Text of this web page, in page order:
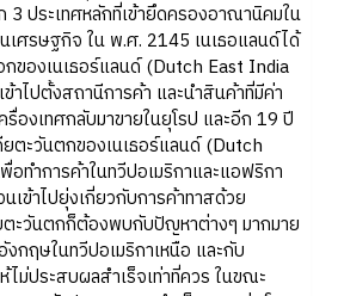
ประเทศหลักที่เข้ายึดครองอาณานิคมใน
เศรษฐกิจ ใน พ.ศ. 2145 เนเธอแลนด์ได้
ของเนเธอร์แลนด์ (Dutch East India
าไปตั้งสถานีการค้า และนำสินค้าที่มีค่า
รื่องเทศกลับมาขายในยุโรป และอีก 19 ปี
ตะวันตกของเนเธอร์แลนด์ (Dutch
ทำการค้าในทวีปอเมริกาและแอฟริกา
เข้าไปยุ่งเกี่ยวกับการค้าทาสด้วย
ะวันตกก็ต้องพบกับปัญหาต่างๆ มากมาย
กฤษในทวีปอเมริกาเหนือ และกับ
ไม่ประสบผลสำเร็จเท่าที่ควร ในขณะ